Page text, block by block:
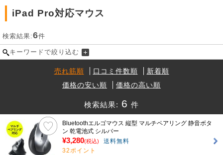
iPad Pro対応マウス
検索結果:6件
キーワードで絞り込む
売れ筋順 口コミ件数順
新着順
価格の安い順
価格の高い順
検索結果: 6 件
Bluetoothエルゴマウス 縦型 マルチペアリング 静音ボタ
ン 乾電池式 シルバー
¥3,280(税込)
送料無料
32ポイント